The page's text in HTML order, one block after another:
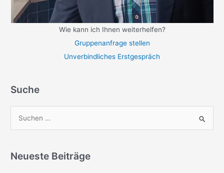
Wie kann ich Ihnen weiterhelfen?
Gruppenanfrage stellen
Unverbindliches Erstgespräch
Suche
hNeueste Beiträge